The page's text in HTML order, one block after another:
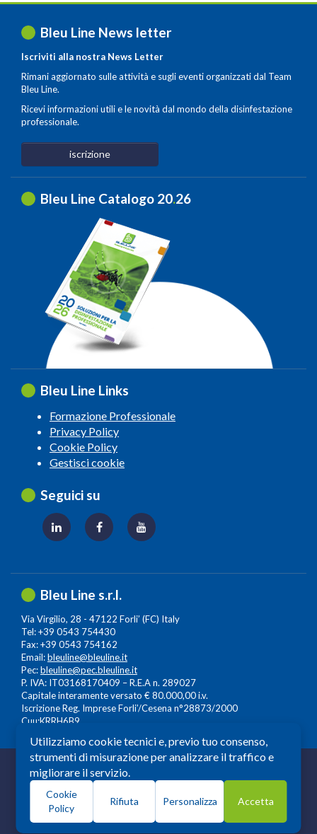
Bleu Line News letter
Iscriviti alla nostra News Letter
Rimani aggiornato sulle attività e sugli eventi organizzati dal Team
Bleu Line.
Ricevi informazioni utili e le novità dal mondo della disinfestazione
professionale.
iscrizione
Bleu Line Catalogo 20.26
Bleu Line Links
Formazione Professionale
Privacy Policy
Cookie Policy
Gestisci cookie
Seguici su
Bleu Line s.r.l.
Via Virgilio, 28 - 47122 Forli’ (FC) Italy
Tel: +39 0543 754430
Fax: +39 0543 754162
Email:bleuline@bleuline.it
Pec:bleuline@pec.bleuline.it
P. IVA: IT03168170409 – R.E.A n. 289027
Capitale interamente versato € 80.000,00 i.v.
Iscrizione Reg. Imprese Forli’/Cesena n°28873/2000
Cuu:KRRH6B9
© 2026 Copyright: Bleuline s.r.l. - All Rights Reserved
Società a Socio Unico soggetta alla Direzione e
Coordinamento diLeonardo Lifescience Group S.p.A.
Milano, Amedeo d'Aosta n. 13 20129 Milano. P.iva -
Utilizziamo cookie tecnici e, previo tuo consenso,
strumenti di misurazione per analizzare il traffico e
migliorare il servizio.
Cookie
Policy
Rifiuta Personalizza Accetta